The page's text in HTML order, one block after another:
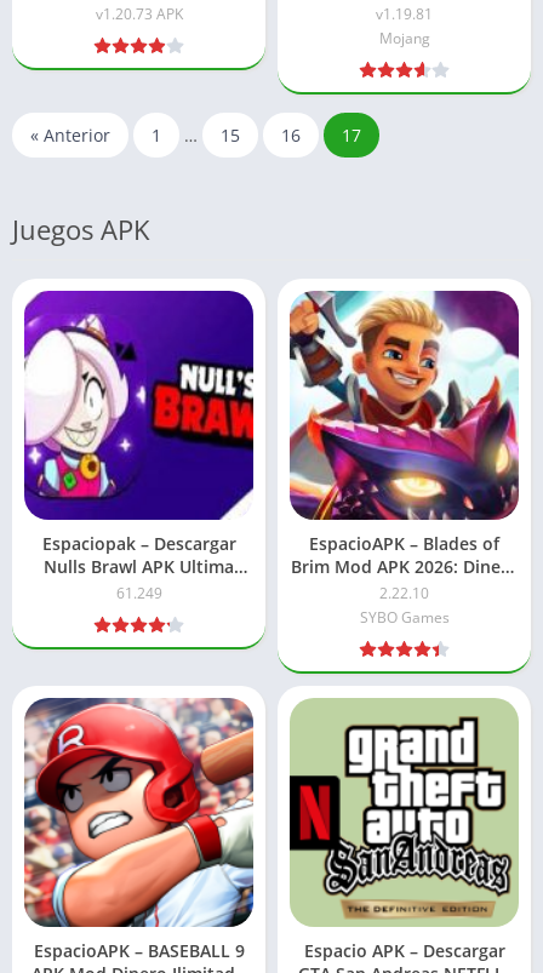
v1.20.73 APK
v1.19.81
Mojang
« Anterior 1 … 15 16 17
Juegos APK
Espaciopak – Descargar
Nulls Brawl APK Ultima
Version 2026
61.249
EspacioAPK – Blades of
Brim Mod APK 2026: Dinero
ilimitado
2.22.10
SYBO Games
EspacioAPK – BASEBALL 9
Espacio APK – Descargar